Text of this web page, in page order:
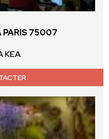
PARIS 75007
KEA